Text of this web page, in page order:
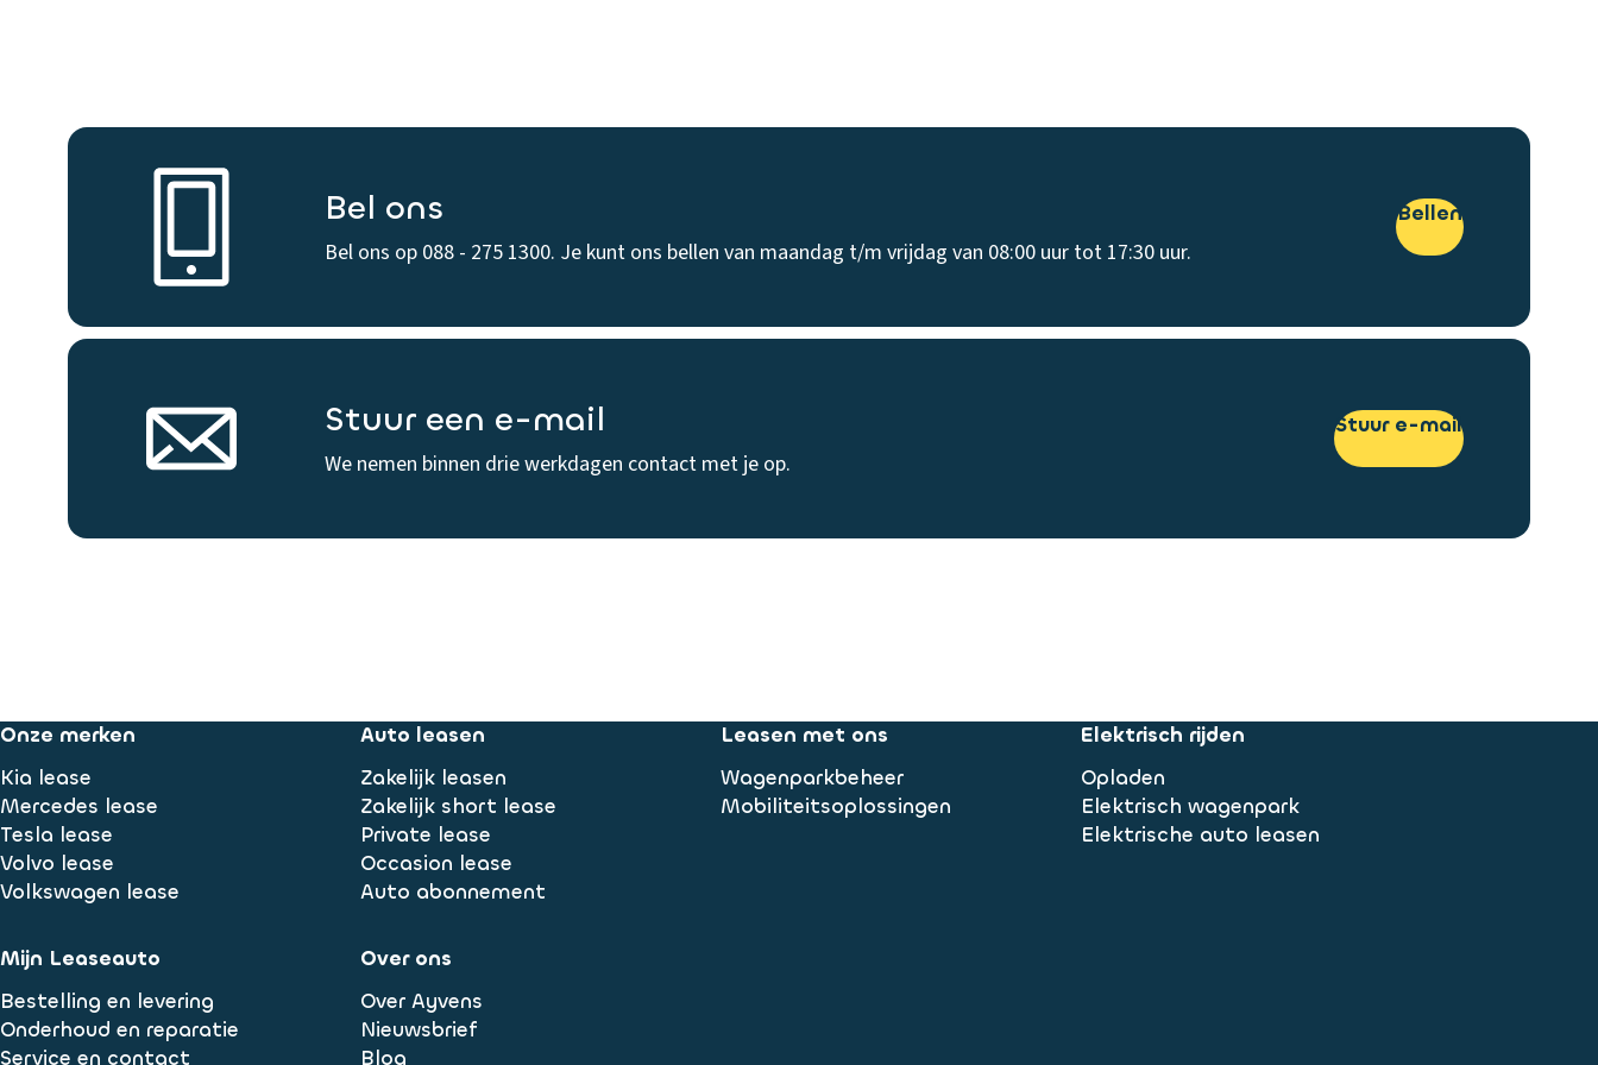
Bel ons
Bel ons op 088 - 275 1300. Je kunt ons bellen van maandag t/m vrijdag van 08:00 uur tot 17:30 uur.
Bellen
Stuur een e-mail
We nemen binnen drie werkdagen contact met je op.
Stuur e-mail
Onze merken
Kia lease
Mercedes lease
Tesla lease
Volvo lease
Volkswagen lease
Auto leasen
Zakelijk leasen
Zakelijk short lease
Private lease
Occasion lease
Auto abonnement
Leasen met ons
Wagenparkbeheer
Mobiliteitsoplossingen
Elektrisch rijden
Opladen
Elektrisch wagenpark
Elektrische auto leasen
Mijn Leaseauto
Bestelling en levering
Onderhoud en reparatie
Service en contact
Over ons
Over Ayvens
Nieuwsbrief
Blog